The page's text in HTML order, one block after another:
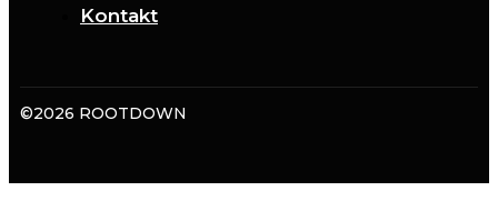
Kontakt
©2026 ROOTDOWN